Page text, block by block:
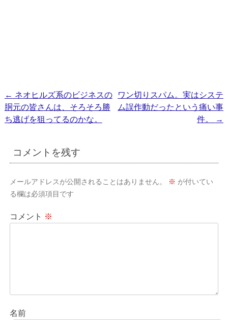
投
稿
ゲ
シ
ン
← ネオヒルズ系のビジネスの
胴元の皆さんは、そろそろ勝
ち逃げを狙ってるのかな。
ワン切りスパム。実はシステ
ム誤作動だったという痛い事
件。
→
コメントを残す
メールアドレスが公開されることはありません。 ※ が付いてい
る欄は必須項目です
コメント ※
名前